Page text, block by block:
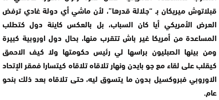
قبلاتوش ميريكان بـ “جلالة قدرها”، لأن ماشي أي دولة غادي ترفض
العرض الأمريكي أيا كان السباب، بل بالعكس كاينة دول كتطلب
المساعدة من أمريكا غير باش تتقرب منها، بحال دول اوروبية كبيرة
ومن بينها الصبليون براسها لي رئيس حكومتها ولا كيف الاحمق
كيقلب على لقاء مع جو بايدن ونهار تلاقاه تلاقاه كيتسارا فمقر الإتحاد
الاوروبي فبروكسيل بدون ما يتسوق ليه، حتى تلاقاه بعد ذلك بنحو
عام.